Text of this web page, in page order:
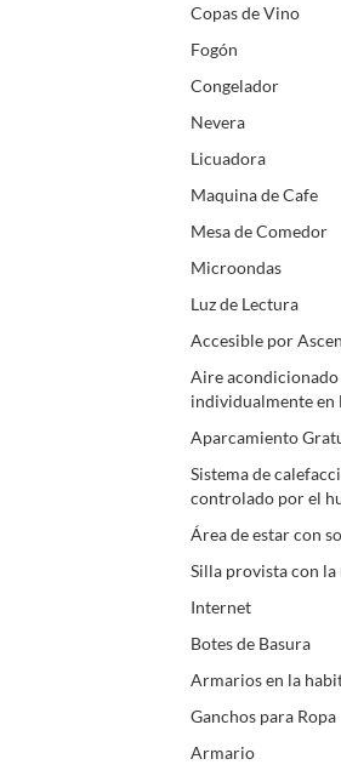
Copas de Vino
Fogón
Congelador
Nevera
Licuadora
Maquina de Cafe
Mesa de Comedor
Microondas
Luz de Lectura
Accesible por
Aire
individualmente en
Aparcamiento
Sistema de
controlado por el
Área de estar con
Silla provista con la
Internet
Botes de Basura
Armarios en la
Ganchos para Ropa
Armario